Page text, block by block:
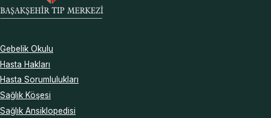
Gebelik Okulu
Hasta Hakları
Hasta Sorumlulukları
Sağlık Köşesi
Sağlık Ansiklopedisi